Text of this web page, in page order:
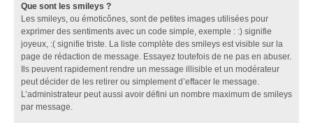
Que sont les smileys ?
Les smileys, ou émoticônes, sont de petites images utilisées pour
exprimer des sentiments avec un code simple, exemple : :) signifie
joyeux, :( signifie triste. La liste complète des smileys est visible sur la
page de rédaction de message. Essayez toutefois de ne pas en abuser.
Ils peuvent rapidement rendre un message illisible et un modérateur
peut décider de les retirer ou simplement d’effacer le message.
L’administrateur peut aussi avoir défini un nombre maximum de smileys
par message.